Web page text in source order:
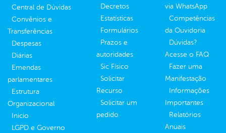
Central de Dúvidas
Convênios e
Transferências
Despesas
Diárias
Emendas
parlamentares
Estrutura
Organizacional
Inicio
LGPD e Governo
Decretos
Estatísticas
Formulários
Prazos e
autoridades
Sic Físico
Solicitar
Recurso
Solicitar um
pedido
via WhatsApp
Competências
da Ouvidoria
Dúvidas?
Acesse o FAQ
Fazer uma
Manifestação
Informações
Importantes
Relatórios
Anuais